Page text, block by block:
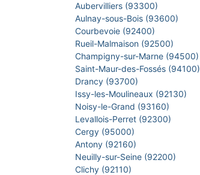
Aubervilliers (93300)
Aulnay-sous-Bois (93600)
Courbevoie (92400)
Rueil-Malmaison (92500)
Champigny-sur-Marne (94500)
Saint-Maur-des-Fossés (94100)
Drancy (93700)
Issy-les-Moulineaux (92130)
Noisy-le-Grand (93160)
Levallois-Perret (92300)
Cergy (95000)
Antony (92160)
Neuilly-sur-Seine (92200)
Clichy (92110)